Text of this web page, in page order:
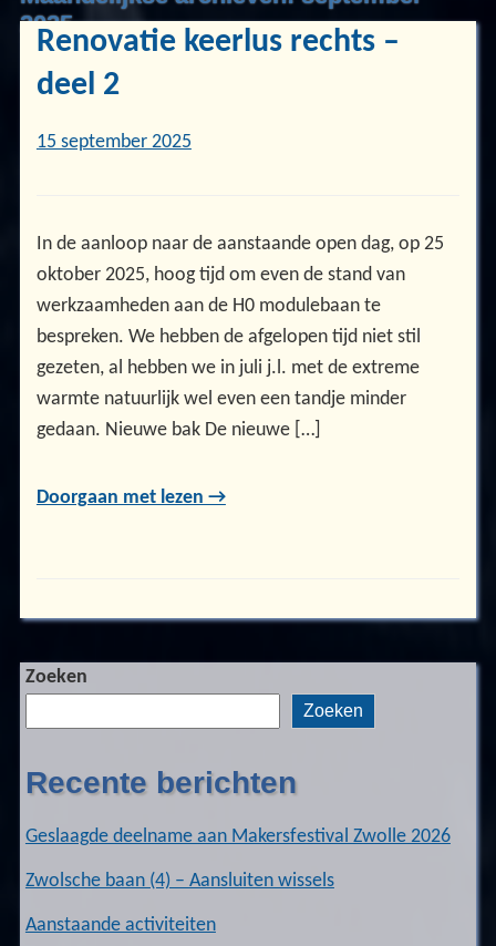
2025
Zoeken
Zoeken
Recente berichten
Geslaagde deelname aan Makersfestival Zwolle 2026
Zwolsche baan (4) – Aansluiten wissels
Aanstaande activiteiten
Renovatie keerlus rechts –
deel 2
15 september 2025
In de aanloop naar de aanstaande open dag, op 25
oktober 2025, hoog tijd om even de stand van
werkzaamheden aan de H0 modulebaan te
bespreken. We hebben de afgelopen tijd niet stil
gezeten, al hebben we in juli j.l. met de extreme
warmte natuurlijk wel even een tandje minder
gedaan. Nieuwe bak De nieuwe […]
Doorgaan met lezen →